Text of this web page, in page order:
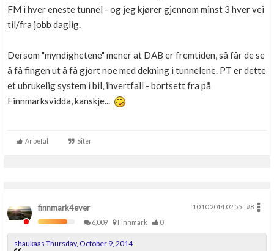
FM i hver eneste tunnel - og jeg kjører gjennom minst 3 hver vei
til/fra jobb daglig.
Dersom "myndighetene" mener at DAB er fremtiden, så får de se
å få fingen ut å få gjort noe med dekning i tunnelene. PT er dette
et ubrukelig system i bil, ihvertfall - bortsett fra på
Finnmarksvidda, kanskje...
Anbefal Siter
finnmark4ever 10.10.2014 02.55
#8
6,009
Finnmark 0
shaukaas Thursday, October 9, 2014